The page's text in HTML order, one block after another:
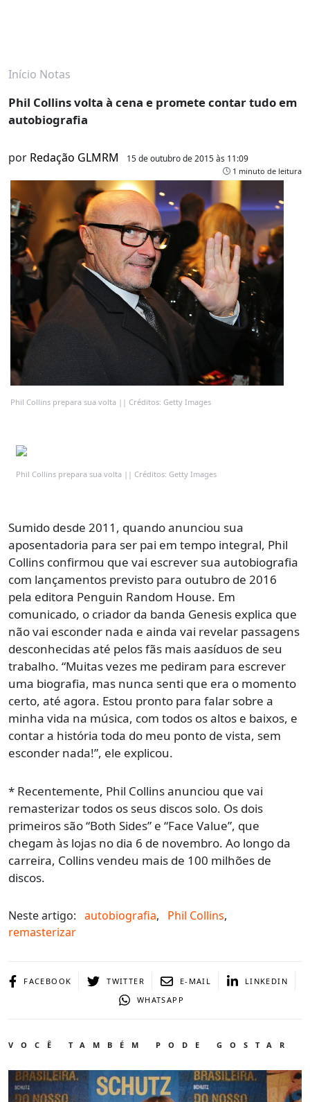
Início Notas
Phil Collins volta à cena e promete contar tudo em
autobiografia
por Redação GLMRM 15 de outubro de 2015 às 11:09
1 minuto de leitura
Phil Collins prepara sua volta || Créditos: Getty Images
Phil Collins prepara sua volta || Créditos: Getty Images
Sumido desde 2011, quando anunciou sua
aposentadoria para ser pai em tempo integral, Phil
Collins confirmou que vai escrever sua autobiografia
com lançamentos previsto para outubro de 2016
pela editora Penguin Random House. Em
comunicado, o criador da banda Genesis explica que
não vai esconder nada e ainda vai revelar passagens
desconhecidas até pelos fãs mais aasíduos de seu
trabalho. “Muitas vezes me pediram para escrever
uma biografia, mas nunca senti que era o momento
certo, até agora. Estou pronto para falar sobre a
minha vida na música, com todos os altos e baixos, e
contar a história toda do meu ponto de vista, sem
esconder nada!”, ele explicou.
* Recentemente, Phil Collins anunciou que vai
remasterizar todos os seus discos solo. Os dois
primeiros são “Both Sides” e “Face Value”, que
chegam às lojas no dia 6 de novembro. Ao longo da
carreira, Collins vendeu mais de 100 milhões de
discos.
Neste artigo: autobiografia, Phil Collins,
remasterizar
FACEBOOK TWITTER E-MAIL
LINKEDIN
WHATSAPP
VOCÊ TAMBÉM PODE GOSTAR